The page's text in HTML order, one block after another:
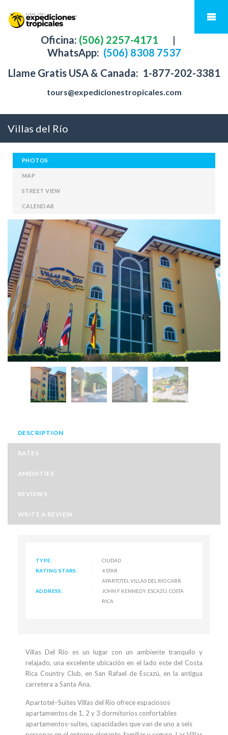
Oficina: (506) 2257-4171
|
WhatsApp: (506) 8308 7537
Llame Gratis USA & Canada: 1-877-202-3381
tours@expedicionestropicales.com
Villas del Río
PHOTOS
MAP
STREET VIEW
CALENDAR
DESCRIPTION
RATES
AMENITIES
REVIEWS
WRITE A REVIEW
TYPE:
CIUDAD
RATING STARS:
4 STAR
ADDRESS:
APARTOTEL VILLAS DEL RIO CARR
JOHN F KENNEDY, ESCAZÚ, COSTA
RICA
Villas Del Rio es un lugar con un ambiente tranquilo y
relajado, una excelente ubicación en el lado este del Costa
Rica Country Club, en San Rafael de Escazú, en la antigua
carretera a Santa Ana.
Apartotel–SuitesVillas del Río ofrece espaciosos
apartamentos de 1, 2 y 3 dormitorios confortables
apartamentos-suites, capacidades que van de uno a seis